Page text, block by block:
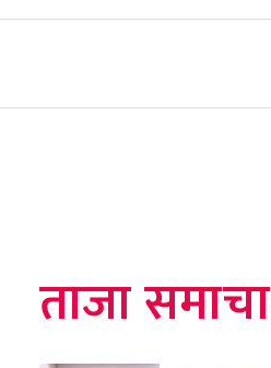
ताजा